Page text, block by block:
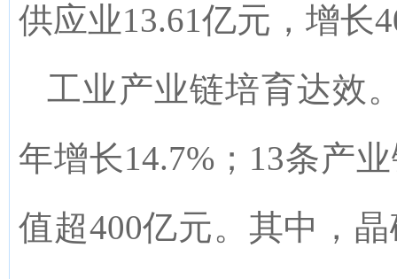
供应业13.61亿元，增长
工业产业链培育达效
年增长14.7%；13条产
值超400亿元。其中，